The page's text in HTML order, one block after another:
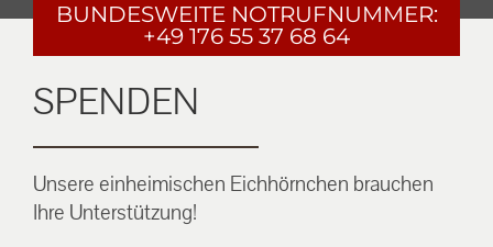
BUNDESWEITE NOTRUFNUMMER:
+49 176 55 37 68 64
SPENDEN
Unsere einheimischen Eichhörnchen brauchen
Ihre Unterstützung!